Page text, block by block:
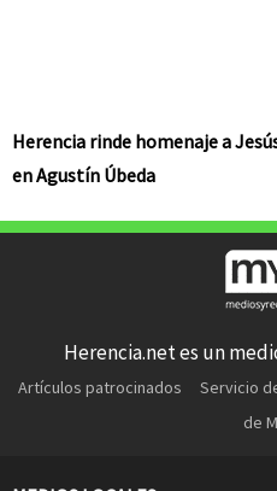
Herencia rinde homenaje a
en Agustín Úbeda
Herencia.net es un
Artículos patrocinados Servicio
de